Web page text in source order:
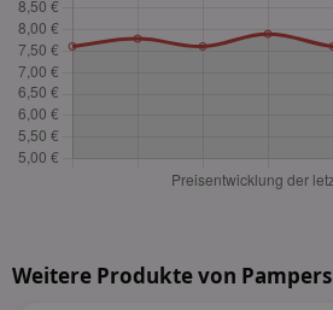
Weitere Produkte von Pampers